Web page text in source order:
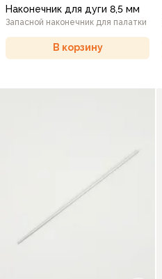
Наконечник для дуги 8,5 мм
Запасной наконечник для палатки
В корзину